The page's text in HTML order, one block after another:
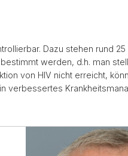
Dazu stehen rund 25
werden, d.h. man
von HIV nicht erreicht,
verbessertes